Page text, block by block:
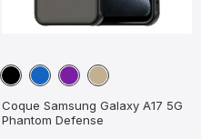
NoirBleuVioletKaki
Coque Samsung Galaxy A17 5G
Phantom Defense